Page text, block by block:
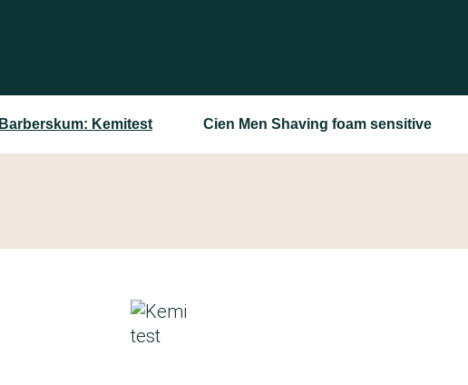
Barberskum: Kemitest Cien Men Shaving foam sensitive